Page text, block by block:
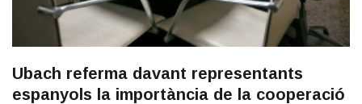
Ubach referma davant representants
espanyols la importància de la cooperació